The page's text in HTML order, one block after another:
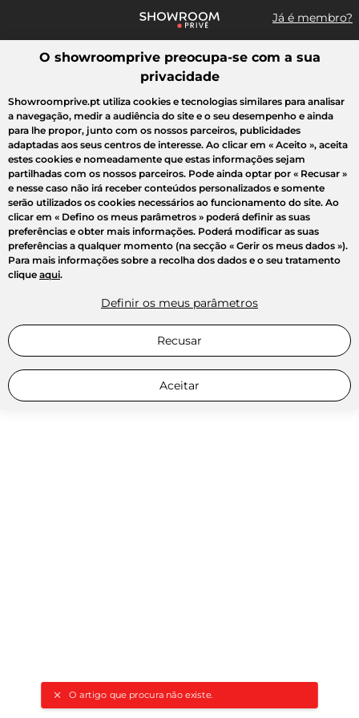
Já é membro?
Pesquisar uma marca, um artigo, uma venda...
O artigo que procura não existe.
Todas as vendas Moda Desporto Casa Criança Beleza
O showroomprive preocupa-se com a sua
privacidade
Showroomprive.pt utiliza cookies e tecnologias similares para analisar
a navegação, medir a audiência do site e o seu desempenho e ainda
para lhe propor, junto com os nossos parceiros, publicidades
adaptadas aos seus centros de interesse. Ao clicar em « Aceito », aceita
estes cookies e nomeadamente que estas informações sejam
partilhadas com os nossos parceiros. Pode ainda optar por « Recusar »
e nesse caso não irá receber conteúdos personalizados e somente
serão utilizados os cookies necessários ao funcionamento do site. Ao
clicar em « Defino os meus parâmetros » poderá definir as suas
preferências e obter mais informações. Poderá modificar as suas
preferências a qualquer momento (na secção « Gerir os meus dados »).
Para mais informações sobre a recolha dos dados e o seu tratamento
clique aqui.
Definir os meus parâmetros
Recusar
Aceitar